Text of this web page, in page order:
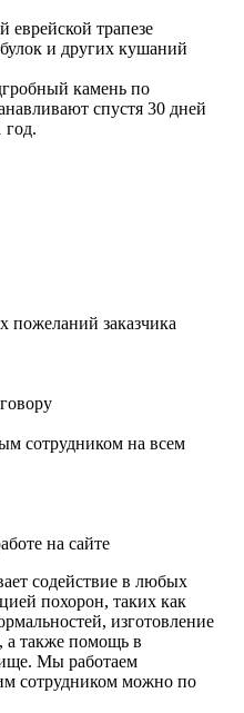
трапезе
и других кушаний
камень по
спустя 30 дней
год.
пожеланий заказчика
сотрудником на всем
на сайте
содействие в любых
похорон, таких как
изготовление
а также помощь в
Мы работаем
сотрудником можно по